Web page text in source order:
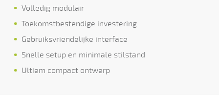
Volledig modulair
Toekomstbestendige investering
Gebruiksvriendelijke interface
Snelle setup en minimale stilstand
Ultiem compact ontwerp